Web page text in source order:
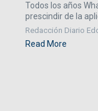
Todos los años
prescindir de la
Redacción Diario
Read More